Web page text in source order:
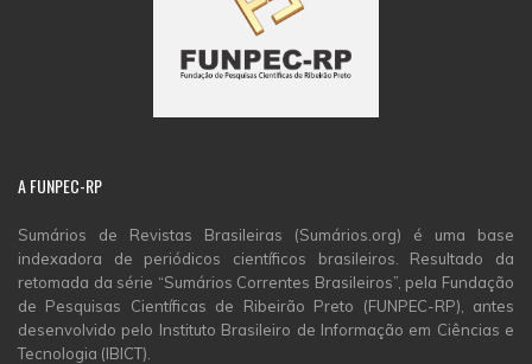
AFUNPEC-RP
Sumários de Revistas Brasileiras (Sumários.org) é uma base
indexadora de periódicos científicos brasileiros. Resultado da
retomada da série “Sumários Correntes Brasileiros”, pela Fundação
de Pesquisas Científicas de Ribeirão Preto (FUNPEC-RP), antes
desenvolvido pelo Instituto Brasileiro de Informação em Ciências e
Tecnologia (IBICT).